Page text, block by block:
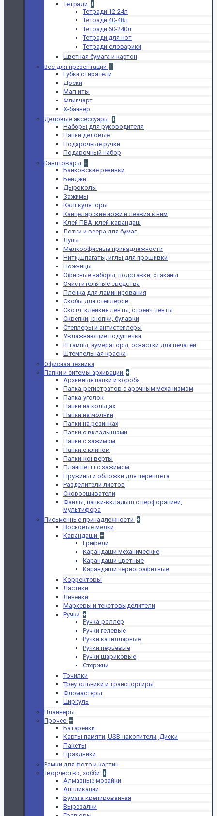
Тетради +
Тетради 12-24л
Тетради 40-48л
Тетради 60-240л
Тетради для нот
Тетради-словарики
Цветная бумага и картон
Все для презентаций +
Губки стиратели
Доски
Магниты
Флипчарт
Х-баннер
Деловые аксессуары +
Наборы для руководителя
Папки деловые
Подарочные ручки
Подарочный набор
Канцтовары +
Банковские резинки
Бейджи
Дыроколы
Зажимы
Калькуляторы
Канцелярские ножи и лезвия к ним
Клей ПВА, клей-карандаш
Лотки и веера для бумаг
Лупы
Мелкоофисные принадлежности
Нити,шпагаты, иглы для прошивки
Ножницы
Офисные наборы, подставки, стаканы
Очистительные средства
Пленка для ламинирования
Скобы для степлеров
Скотч, клейкие ленты, стрейч ленты
Скрепки, кнопки, булавки
Степлеры и антистеплеры
Увлажняющие подушечки
Штампы, нумераторы, оснастки для печатей
Штемпельная краска
Офисная техника
Папки и ситемы архивации +
Архивные папки и короба
Папка-регистратор с арочным механизмом
Папка-уголок
Папки на кольцах
Папки на молнии
Папки на резинках
Папки с вкладышами
Папки с зажимом
Папки с клипом
Папки-конверты
Планшеты с зажимом
Пружины и обложки для переплета
Разделители листов
Скоросшиватели
Файлы, папки-вкладыш с перфорацией,
мультифора
Письменные принадлежности +
Восковые мелки
Карандаши +
Грифели
Карандаши механические
Карандаши цветные
Карандаши чернографитные
Корректоры
Ластики
Линейки
Маркеры и текстовыделители
Ручки +
Ручка-роллер
Ручки гелевые
Ручки капиллярные
Ручки перьевые
Ручки шариковые
Стержни
Точилки
Треугольники и транспортиры
Фломастеры
Циркуль
Планнеры
Прочее +
Батарейки
Карты памяти, USB-накопители, Диски
Пакеты
Праздники
Рамки для фото и картин
Творчество, хобби +
Алмазные мозайки
Аппликации
Бумага крепированная
Вырезалки